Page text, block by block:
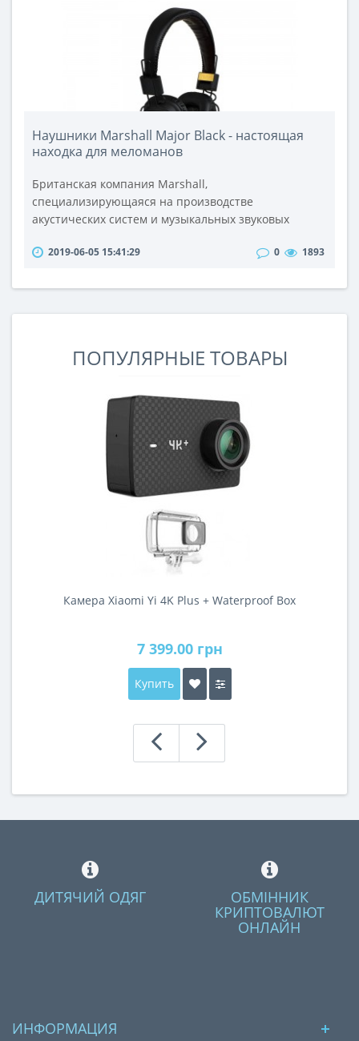
Наушники Marshall Major Black - настоящая
находка для меломанов
Британская компания Marshall,
специализирующаяся на производстве
акустических систем и музыкальных звуковых
сторонников классического рока. Именно из этих
брендом Marshall, было изначально гарантировано
2019-06-05 15:41:29 0 1893
ПОПУЛЯРНЫЕ ТОВАРЫ
Камера Xiaomi Yi 4K Plus + Waterproof Box
7 399.00 грн
Купить
ДИТЯЧИЙ ОДЯГ ОБМІННИК
КРИПТОВАЛЮТ
ОНЛАЙН
ИНФОРМАЦИЯ